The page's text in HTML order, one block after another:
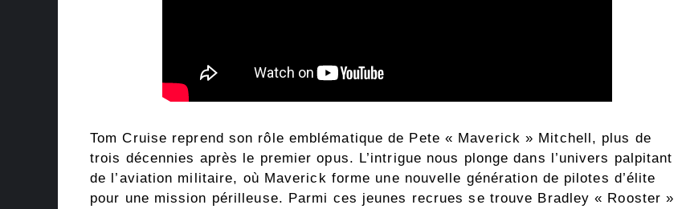
Tom Cruise reprend son rôle emblématique de Pete « Maverick » Mitchell, plus de
trois décennies après le premier opus. L’intrigue nous plonge dans l’univers palpitant
de l’aviation militaire, où Maverick forme une nouvelle génération de pilotes d’élite
pour une mission périlleuse. Parmi ces jeunes recrues se trouve Bradley « Rooster »